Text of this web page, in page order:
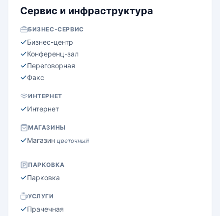
Сервис и инфраструктура
БИЗНЕС-СЕРВИС
Бизнес-центр
Конференц-зал
Переговорная
Факс
ИНТЕРНЕТ
Интернет
МАГАЗИНЫ
Магазин цветочный
ПАРКОВКА
Парковка
УСЛУГИ
Прачечная